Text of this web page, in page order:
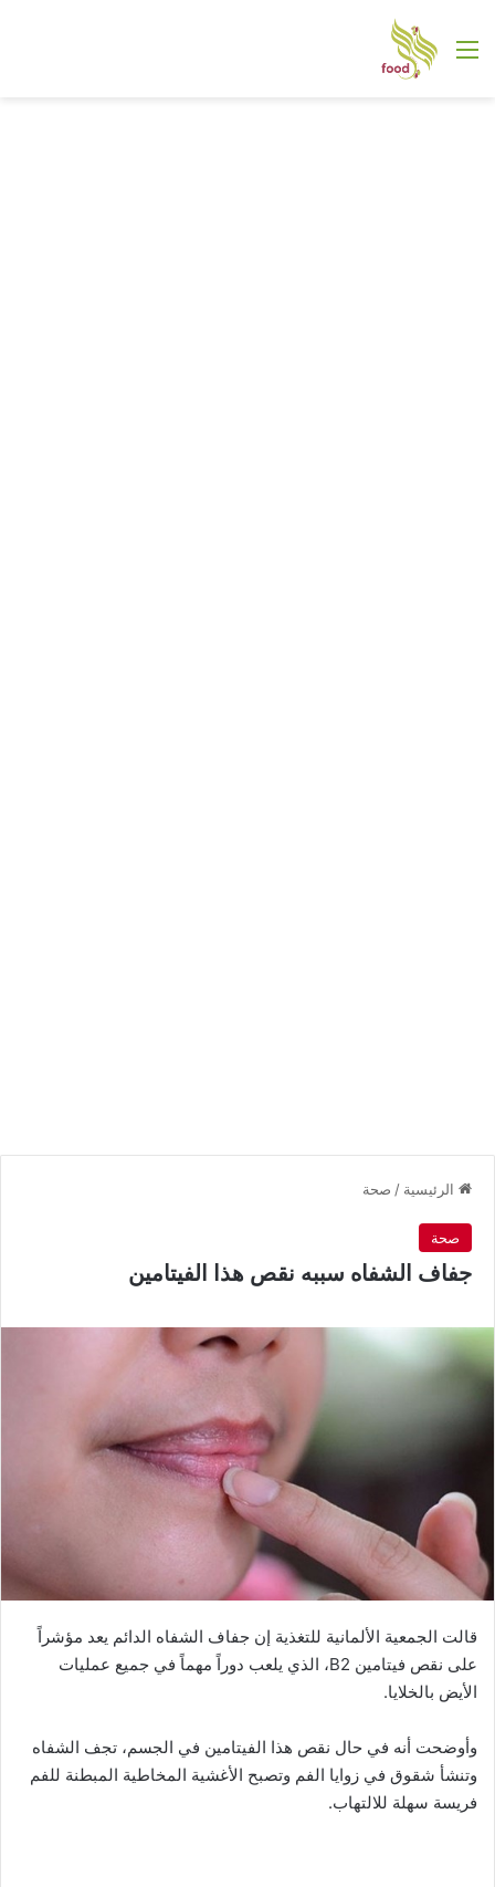
القائمة
الرئيسية / صحة
صحة
جفاف الشفاه سببه نقص هذا الفيتامين
قالت الجمعية الألمانية للتغذية إن جفاف الشفاه الدائم يعد مؤشراً
على نقص فيتامين B2، الذي يلعب دوراً مهماً في جميع عمليات
الأيض بالخلايا.
وأوضحت أنه في حال نقص هذا الفيتامين في الجسم، تجف الشفاه
وتنشأ شقوق في زوايا الفم وتصبح الأغشية المخاطية المبطنة للفم
فريسة سهلة للالتهاب.